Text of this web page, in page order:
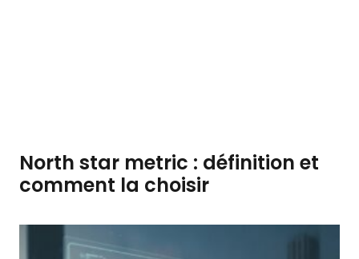
North star metric : définition et
comment la choisir